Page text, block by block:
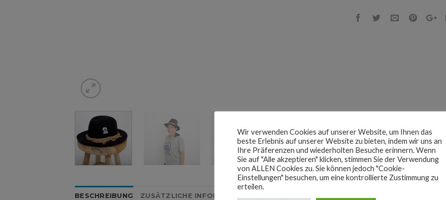
BESCHREIBUNG ZUSÄTZLICHE INFORMATION
Wir verwenden Cookies auf unserer Website, um Ihnen das
beste Erlebnis auf unserer Website zu bieten, indem wir uns an
Ihre Präferenzen und wiederholten Besuche erinnern. Wenn
Sie auf "Alle akzeptieren" klicken, stimmen Sie der Verwendung
von ALLEN Cookies zu. Sie können jedoch "Cookie-
Einstellungen" besuchen, um eine kontrollierte Zustimmung zu
erteilen.